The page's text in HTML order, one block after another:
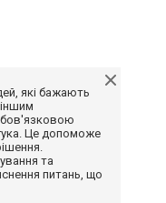
які бажають
Це допоможе
та
питань, що